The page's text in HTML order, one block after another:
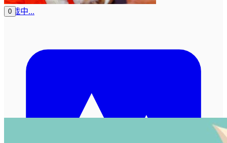
加载中...
0